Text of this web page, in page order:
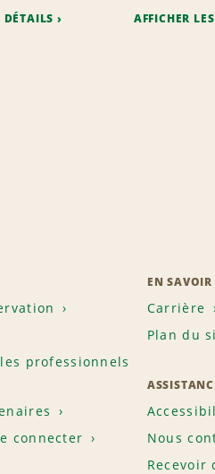
DÉTAILS AFFICHER
professionnels
connecter
EN SAVOIR
Carrière
Plan du
Nous
Recevoir